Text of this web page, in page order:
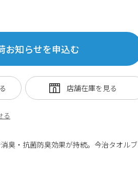
お知らせを申込む
る
臭・抗菌防臭効果が持続。今治タオルブ